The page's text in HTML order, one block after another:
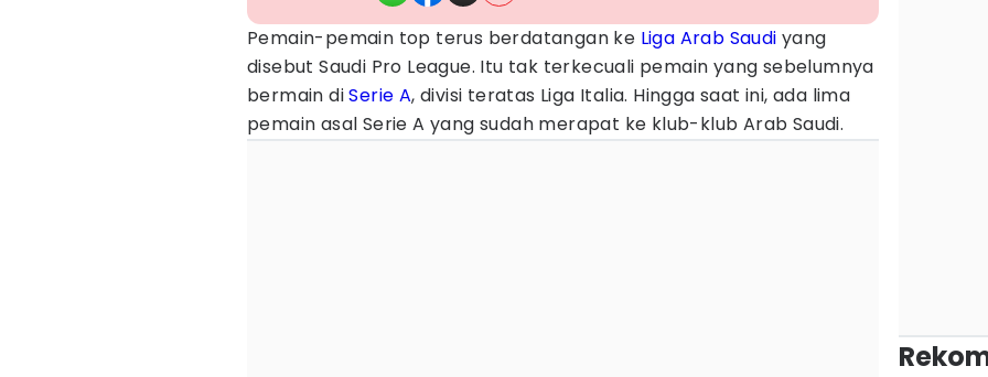
Pemain-pemain top terus berdatangan ke Liga Arab Saudi yang
disebut Saudi Pro League. Itu tak terkecuali pemain yang sebelumnya
bermain diSerie A, divisi teratas Liga Italia. Hingga saat ini, ada lima
pemain asal Serie A yang sudah merapat ke klub-klub Arab Saudi.